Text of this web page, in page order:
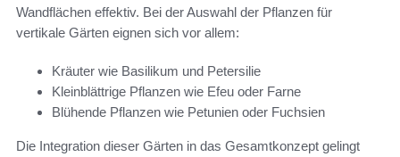
Wandflächen effektiv. Bei der Auswahl der Pflanzen für
vertikale Gärten eignen sich vor allem:
Kräuter wie Basilikum und Petersilie
Kleinblättrige Pflanzen wie Efeu oder Farne
Blühende Pflanzen wie Petunien oder Fuchsien
Die Integration dieser Gärten in das Gesamtkonzept gelingt